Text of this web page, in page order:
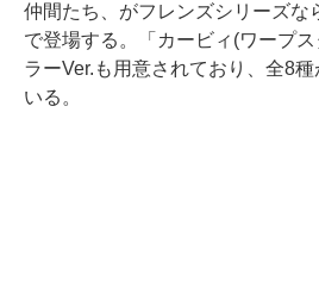
仲間たち、がフレンズシリーズな
で登場する。「カービィ(ワープ
ラーVer.も用意されており、全8
いる。